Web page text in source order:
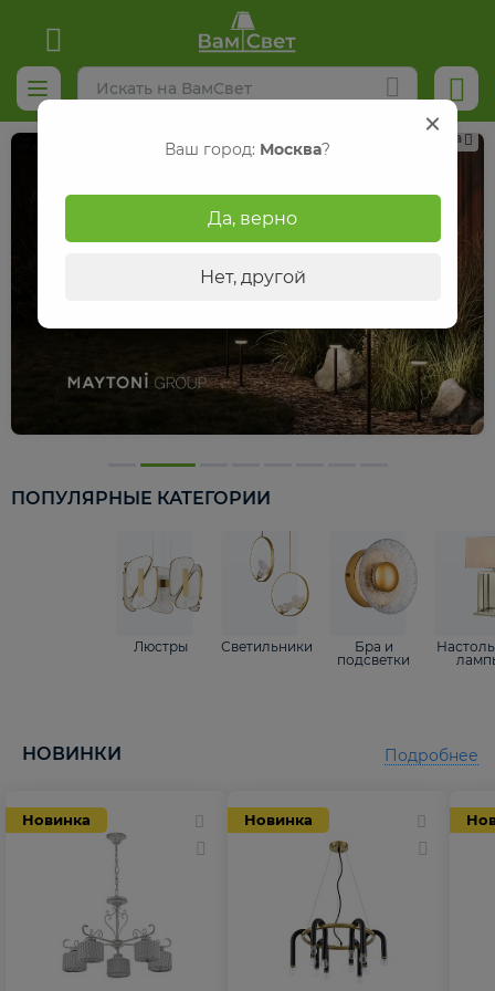
Реклама
ПОПУЛЯРНЫЕ КАТЕГОРИИ
Люстры Светильники
Бра и
подсветки
НОВИНКИ
Новинка Новинка
Подробнее
Ваш город: Москва?
Да, верно
Нет, другой